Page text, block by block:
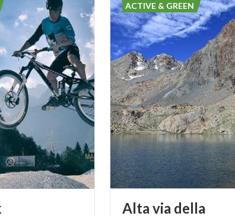
Alta via della
ACTIVE & GREEN